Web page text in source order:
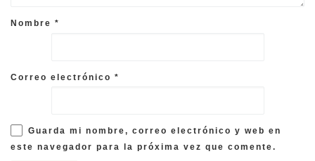
Nombre *
Correo electrónico *
Guarda mi nombre, correo electrónico y web en
este navegador para la próxima vez que comente.